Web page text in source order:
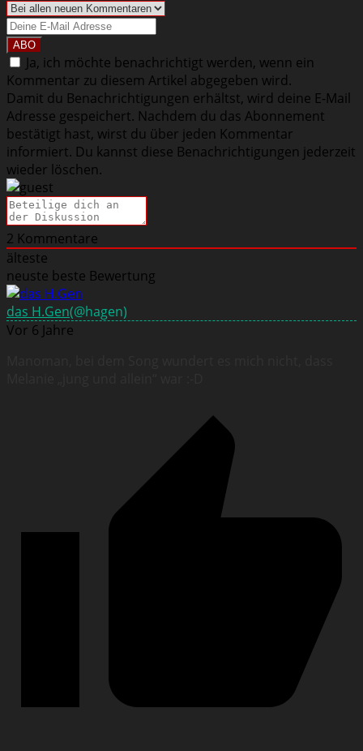
Ja, ich möchte benachrichtigt werden, wenn ein
Kommentar zu diesem Artikel abgegeben wird.
Damit du Benachrichtigungen erhältst, wird deine E-Mail
Adresse gespeichert. Nachdem du das Abonnement
bestätigt hast, wirst du über jeden Kommentar
informiert. Du kannst diese Benachrichtigungen jederzeit
wieder löschen.
2 Kommentare
älteste
neuste beste Bewertung
das H.Gen(@hagen)
Vor 6 Jahre